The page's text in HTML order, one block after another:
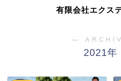
有限会社エクス
―
2021年